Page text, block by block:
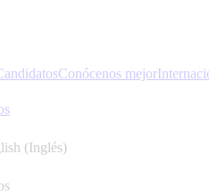
Conócenos mejor
(Inglés)